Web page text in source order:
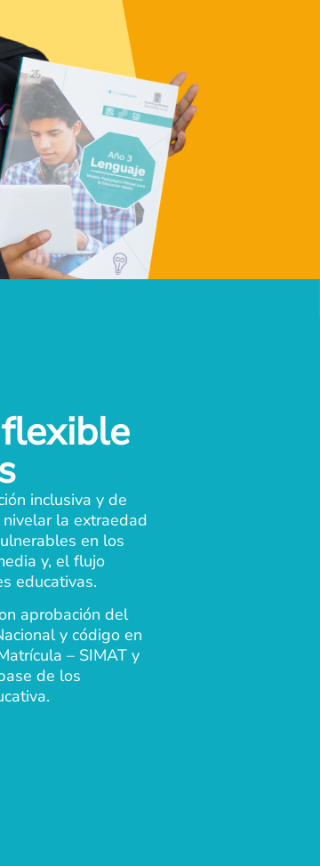
inclusiva y de
la extraedad
en los
y, el flujo
educativas.
aprobación del
y código en
– SIMAT y
de los